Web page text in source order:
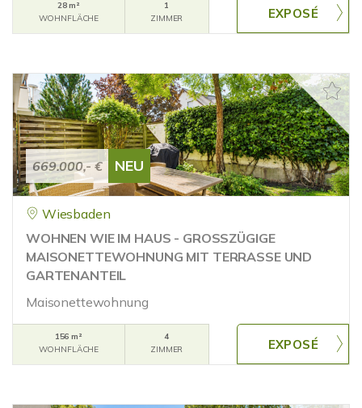
28 m²
WOHNFLÄCHE
1
ZIMMER
669.000,- € NEU
Wiesbaden
WOHNEN WIE IM HAUS - GROSSZÜGIGE
MAISONETTEWOHNUNG MIT TERRASSE UND
GARTENANTEIL
Maisonettewohnung
156 m²
WOHNFLÄCHE
4
ZIMMER